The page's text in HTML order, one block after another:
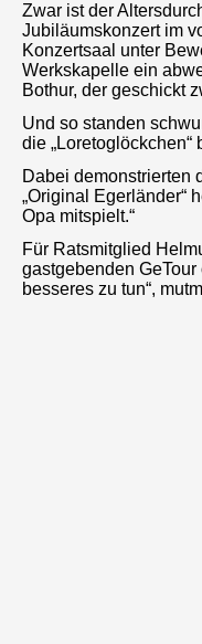
Zwar ist der
Jubiläumskonzert im
Konzertsaal unter
Werkskapelle ein
Bothur, der geschickt
Und so standen
die „Loretoglöckchen“
Dabei demonstrierten
„Original Egerländer“
Opa mitspielt.“
Für Ratsmitglied
gastgebenden
besseres zu tun“,